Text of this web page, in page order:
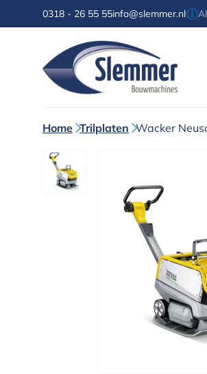
0318 - 26 55 55info@slemmer.nl
Home Trilplaten Wacker